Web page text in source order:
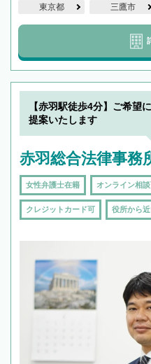
東京都 三鷹市
【赤羽駅徒歩4分】ご希望
提案いたします
赤羽総合法律事務
女性弁護士在籍 オンライン相
クレジットカード可 役所から